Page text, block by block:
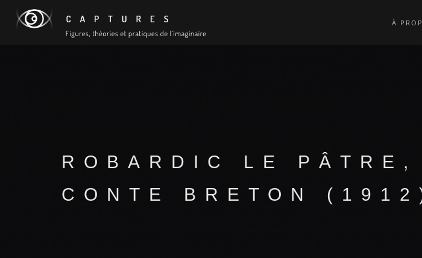
À
ROBARDIC LE PÂTRE,
CONTE BRETON